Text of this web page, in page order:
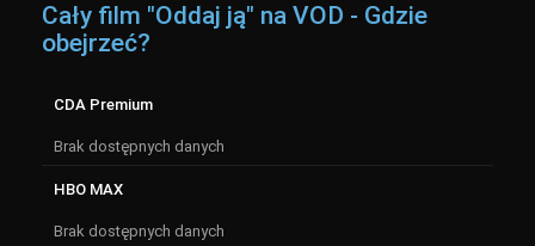
Cały film "Oddaj ją" na VOD - Gdzie
obejrzeć?
CDA Premium
Brak dostępnych danych
HBO MAX
Brak dostępnych danych